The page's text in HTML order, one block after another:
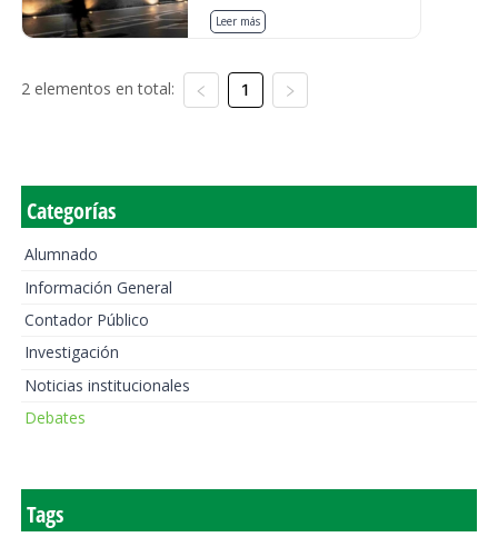
Leer más
2 elementos en total: 1
Categorías
Alumnado
Información General
Contador Público
Investigación
Noticias institucionales
Debates
Tags